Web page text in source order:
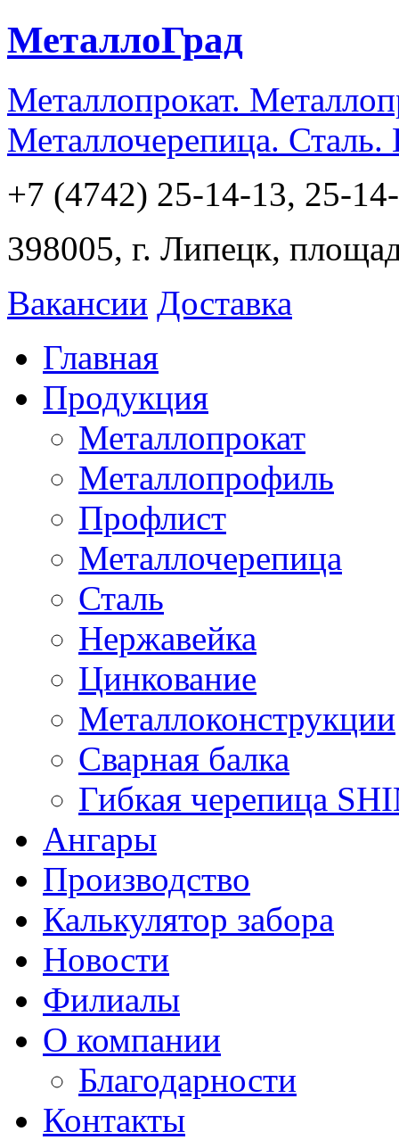
МеталлоГрад
Металлопрокат.
Металлочерепица.
+7 (4742) 25-14-13, 25-
398005, г. Липецк,
Вакансии Доставка
Главная
Продукция
Металлопрокат
Металлопрофиль
Профлист
Металлочерепица
Сталь
Нержавейка
Цинкование
Металлоконструкции
Сварная балка
Гибкая черепица
Ангары
Производство
Калькулятор забора
Новости
Филиалы
О компании
Благодарности
Контакты